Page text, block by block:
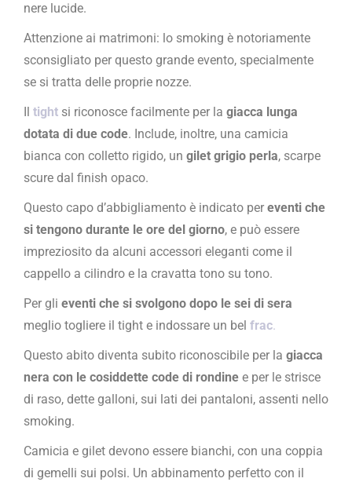
nere lucide.
Attenzione ai matrimoni: lo smoking è notoriamente
sconsigliato per questo grande evento, specialmente
se si tratta delle proprie nozze.
tight si riconosce facilmente per la giacca lunga
dotata di due code. Include, inoltre, una camicia
bianca con colletto rigido, un gilet grigio perla, scarpe
scure dal finish opaco.
Questo capo d’abbigliamento è indicato per eventi che
si tengono durante le ore del giorno, e può essere
impreziosito da alcuni accessori eleganti come il
cappello a cilindro e la cravatta tono su tono.
Per gli eventi che si svolgono dopo le sei di sera
meglio togliere il tight e indossare un bel frac.
Questo abito diventa subito riconoscibile per la giacca
nera con le cosiddette code di rondine e per le strisce
di raso, dette galloni, sui lati dei pantaloni, assenti nello
smoking.
Camicia e gilet devono essere bianchi, con una coppia
di gemelli sui polsi. Un abbinamento perfetto con il